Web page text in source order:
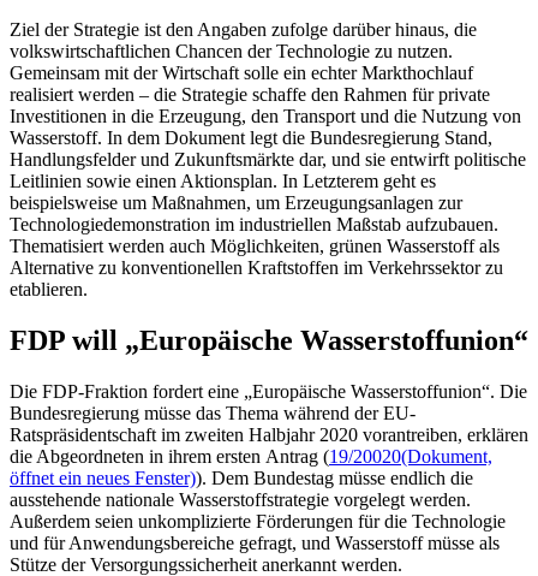
Ziel der Strategie ist den Angaben zufolge darüber hinaus, die
volkswirtschaftlichen Chancen der Technologie zu nutzen.
Gemeinsam mit der Wirtschaft solle ein echter Markthochlauf
realisiert werden – die Strategie schaffe den Rahmen für private
Investitionen in die Erzeugung, den Transport und die Nutzung von
Wasserstoff. In dem Dokument legt die Bundesregierung Stand,
Handlungsfelder und Zukunftsmärkte dar, und sie entwirft politische
Leitlinien sowie einen Aktionsplan. In Letzterem geht es
beispielsweise um Maßnahmen, um Erzeugungsanlagen zur
Technologiedemonstration im industriellen Maßstab aufzubauen.
Thematisiert werden auch Möglichkeiten, grünen Wasserstoff als
Alternative zu konventionellen Kraftstoffen im Verkehrssektor zu
etablieren.
FDP will „Europäische Wasserstoffunion“
Die FDP-Fraktion fordert eine „Europäische Wasserstoffunion“. Die
Bundesregierung müsse das Thema während der EU-
Ratspräsidentschaft im zweiten Halbjahr 2020 vorantreiben, erklären
die Abgeordneten in ihrem ersten Antrag (19/20020(Dokument,
öffnet ein neues Fenster)). Dem Bundestag müsse endlich die
ausstehende nationale Wasserstoffstrategie vorgelegt werden.
Außerdem seien unkomplizierte Förderungen für die Technologie
und für Anwendungsbereiche gefragt, und Wasserstoff müsse als
Stütze der Versorgungssicherheit anerkannt werden.